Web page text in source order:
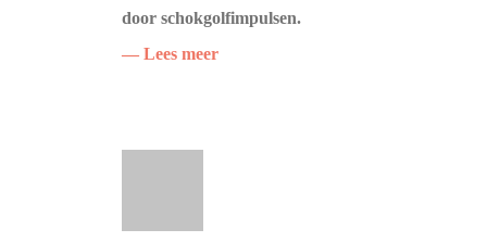
door schokgolfimpulsen.
— Lees meer